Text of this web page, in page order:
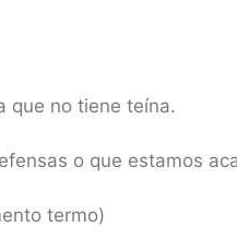
que no tiene teína.
o que estamos
termo)